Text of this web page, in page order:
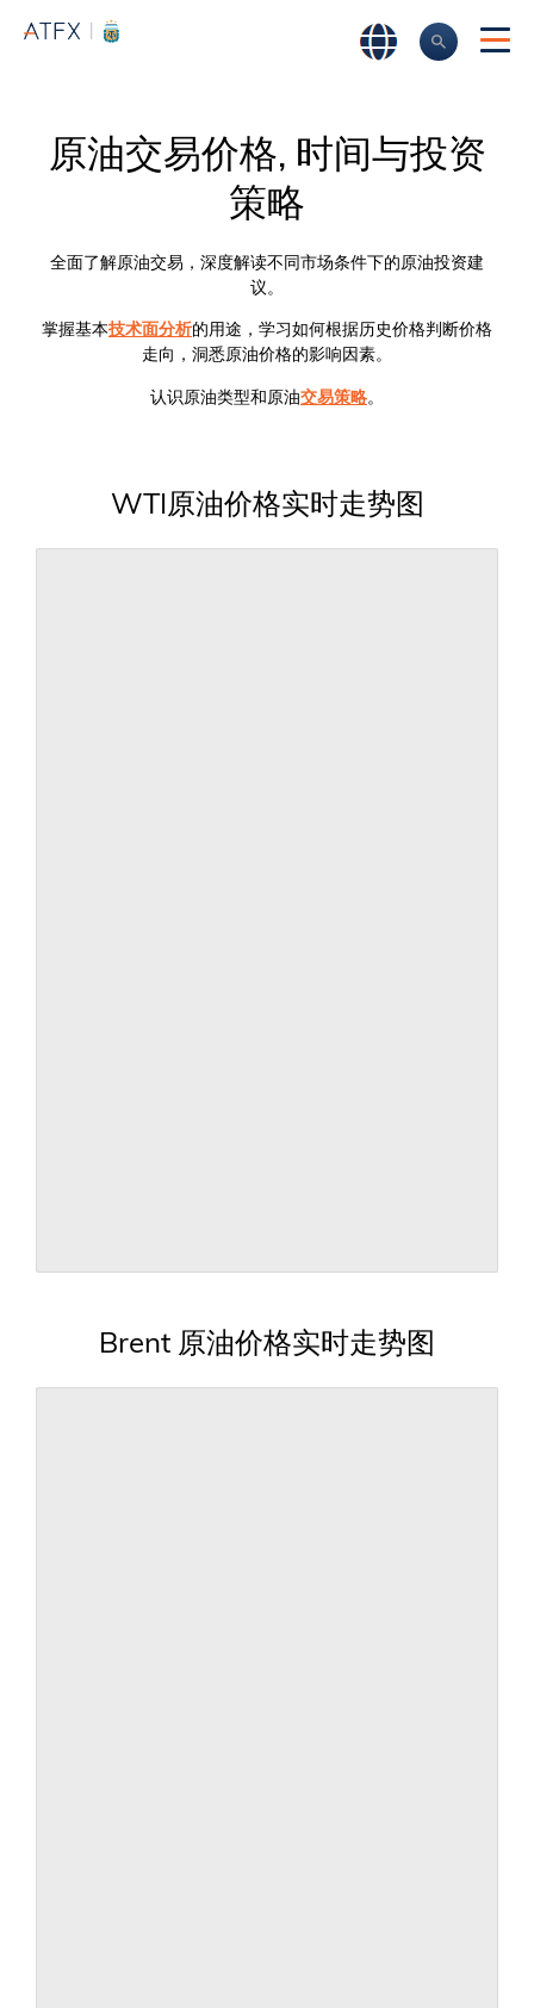
原油交易价格, 时间与投资
策略
全面了解原油交易，深度解读不同市场条件下的原油投资建
议。
掌握基本技术面分析的用途，学习如何根据历史价格判断价格
走向，洞悉原油价格的影响因素。
认识原油类型和原油交易策略。
WTI原油价格实时走势图
Brent 原油价格实时走势图